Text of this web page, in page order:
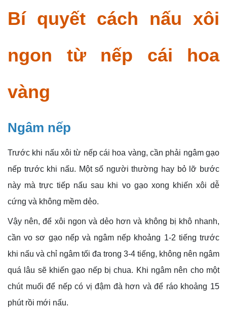
Bí quyết cách nấu xôi
ngon từ nếp cái hoa
vàng
Ngâm nếp
Trước khi nấu xôi từ nếp cái hoa vàng, cần phải ngâm gạo
nếp trước khi nấu. Một số người thường hay bỏ lỡ bước
này mà trực tiếp nấu sau khi vo gạo xong khiến xôi dễ
cứng và không mềm dẻo.
Vậy nên, để xôi ngon và dẻo hơn và không bị khô nhanh,
cần vo sơ gạo nếp và ngâm nếp khoảng 1-2 tiếng trước
khi nấu và chỉ ngâm tối đa trong 3-4 tiếng, không nên ngâm
quá lâu sẽ khiến gạo nếp bị chua. Khi ngâm nên cho một
chút muối để nếp có vị đậm đà hơn và để ráo khoảng 15
phút rồi mới nấu.